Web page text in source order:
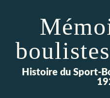
Histoire du Sport-